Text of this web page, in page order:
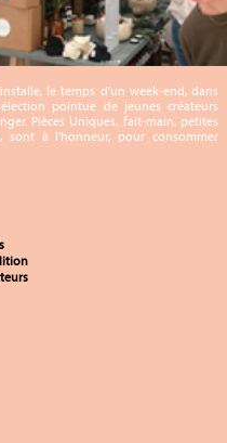
le temps d'un week-end, dans
pointue de jeunes créateurs
Pièces Uniques, fait-main, petites
sont à l'honneur, pour consommer